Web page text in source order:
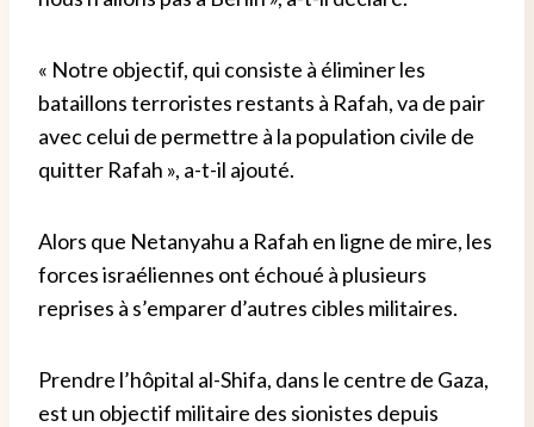
« Notre objectif, qui consiste à éliminer les
bataillons terroristes restants à Rafah, va de pair
avec celui de permettre à la population civile de
quitter Rafah », a-t-il ajouté.
Alors que Netanyahu a Rafah en ligne de mire, les
forces israéliennes ont échoué à plusieurs
reprises à s’emparer d’autres cibles militaires.
Prendre l’hôpital al-Shifa, dans le centre de Gaza,
est un objectif militaire des sionistes depuis